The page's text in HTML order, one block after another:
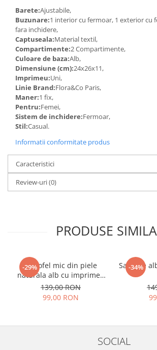
Barete:Ajustabile,
Buzunare:1 interior cu fermoar, 1 exterior cu
fara inchidere,
Captuseala:Material textil,
Compartimente:2 Compartimente,
Culoare de baza:Alb,
Dimensiune (cm):24x26x11,
Imprimeu:Uni,
Linie Brand:Flora&Co Paris,
Maner:1 fix,
Pentru:Femei,
Sistem de inchidere:Fermoar,
Stil:Casual.
Informatii conformitate produs
Caracteristici
Review-uri(0)
PRODUSE
-29%
Portofel mic din piele
naturala alb cu imprimeu
B-8912 07
139,00 RON
99,00 RON
-34%
Sandale
SOCIAL